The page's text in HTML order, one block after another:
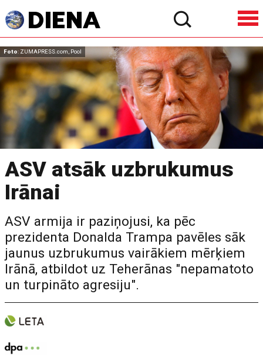
Foto: ZUMAPRESS.com, Pool
ASV atsāk uzbrukumus
Irānai
ASV armija ir paziņojusi, ka pēc
prezidenta Donalda Trampa pavēles sāk
jaunus uzbrukumus vairākiem mērķiem
Irānā, atbildot uz Teherānas "nepamatoto
un turpināto agresiju".